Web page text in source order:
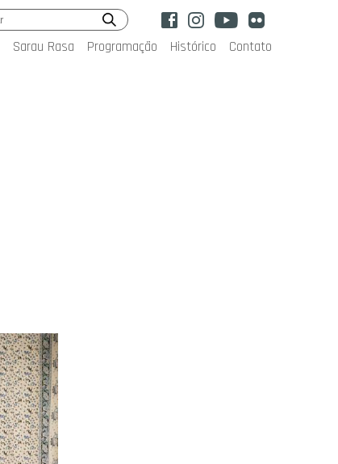
Sarau Rasa Programação Histórico Contato